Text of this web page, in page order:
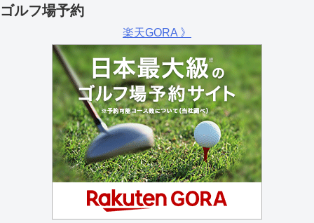
ゴルフ場予約
楽天GORA 》